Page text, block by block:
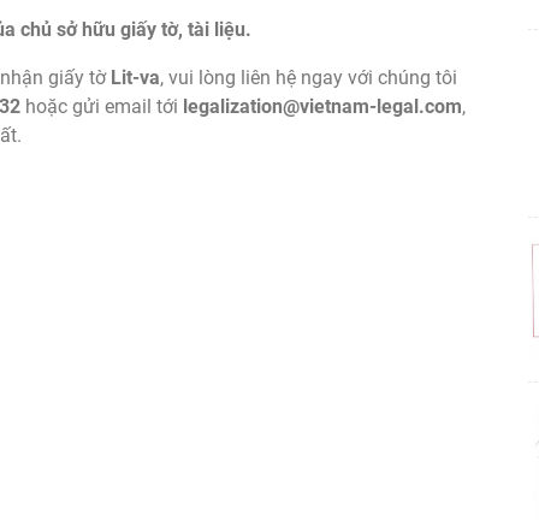
chủ sở hữu giấy tờ, tài liệu.
giấy tờ Lit-va, vui lòng liên hệ ngay với chúng tôi
hoặc gửi email tới legalization@vietnam-legal.com,